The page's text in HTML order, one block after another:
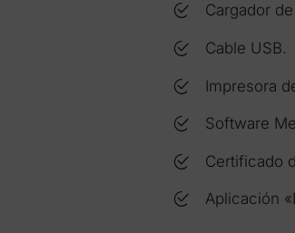
Cargador
Cable USB.
Impresora
Software
Certificado
Aplicación